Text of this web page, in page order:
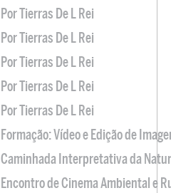
Por Tierras De L Rei
Por Tierras De L Rei
Por Tierras De L Rei
Por Tierras De L Rei
Por Tierras De L Rei
Formação: Vídeo e Edição de
Caminhada Interpretativa da
Encontro de Cinema Ambiental e